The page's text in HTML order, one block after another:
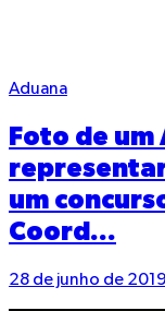
Aduana
Foto de
um
Coord...
28 de junho de 2019